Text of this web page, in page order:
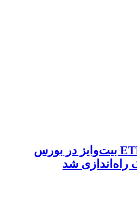
ETF XRP بیت‌وایز در بورس
راه‌اندازی شد